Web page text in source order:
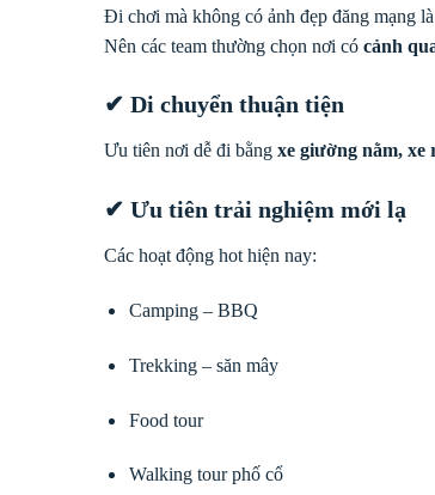
Đi chơi mà không có ảnh đẹp đăng mạng
Nên các team thường chọn nơi có cảnh
✔ Di chuyển thuận tiện
Ưu tiên nơi dễ đi bằng xe giường nằm, xe
✔ Ưu tiên trải nghiệm mới lạ
Các hoạt động hot hiện nay:
Camping – BBQ
Trekking – săn mây
Food tour
Walking tour phố cổ